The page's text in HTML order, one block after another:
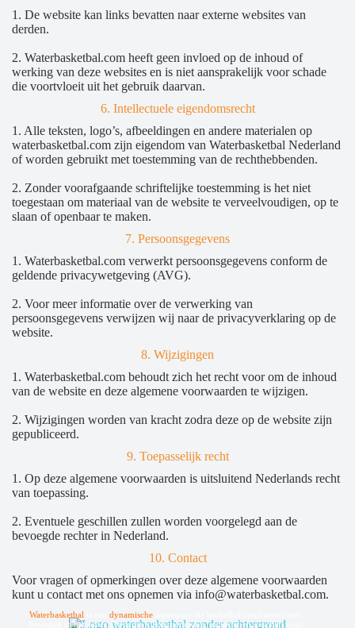
1. De website kan links bevatten naar externe websites van
derden.
2. Waterbasketbal.com heeft geen invloed op de inhoud of
werking van deze websites en is niet aansprakelijk voor schade
die voortvloeit uit het gebruik daarvan.
6. Intellectuele eigendomsrecht
1. Alle teksten, logo’s, afbeeldingen en andere materialen op
waterbasketbal.com zijn eigendom van Waterbasketbal Nederland
of worden gebruikt met toestemming van de rechthebbenden.
2. Zonder voorafgaande schriftelijke toestemming is het niet
toegestaan om materiaal van de website te verveelvoudigen, op te
slaan of openbaar te maken.
7. Persoonsgegevens
1. Waterbasketbal.com verwerkt persoonsgegevens conform de
geldende privacywetgeving (AVG).
2. Voor meer informatie over de verwerking van
persoonsgegevens verwijzen wij naar de privacyverklaring op de
website.
8. Wijzigingen
1. Waterbasketbal.com behoudt zich het recht voor om de inhoud
van de website en deze algemene voorwaarden te wijzigen.
2. Wijzigingen worden van kracht zodra deze op de website zijn
gepubliceerd.
9. Toepasselijk recht
1. Op deze algemene voorwaarden is uitsluitend Nederlands recht
van toepassing.
2. Eventuele geschillen zullen worden voorgelegd aan de
bevoegde rechter in Nederland.
10. Contact
Voor vragen of opmerkingen over deze algemene voorwaarden
kunt u contact met ons opnemen via info@waterbasketbal.com.
Waterbasketbal dynamische
bewegen in het water. De sport is laagdrempelig, inclusief en geschikt voor